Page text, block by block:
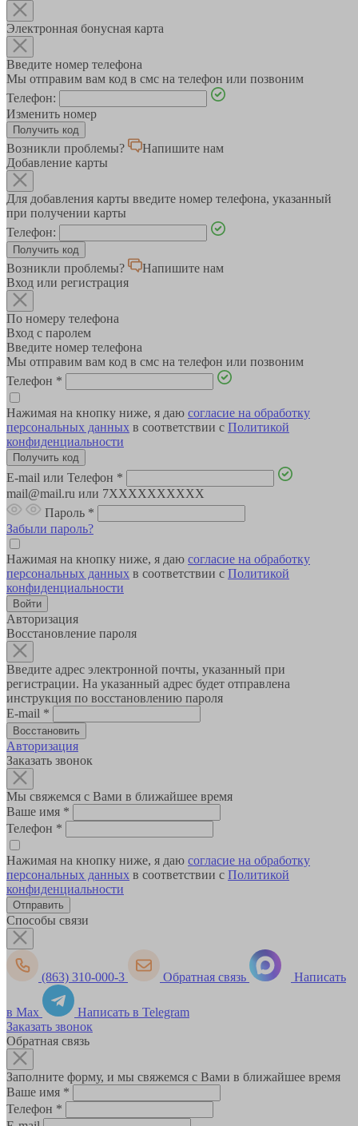
Электронная бонусная карта
Введите номер телефона
Мы отправим вам код в смс на телефон или позвоним
Телефон:
Изменить номер
Возникли проблемы?
Напишите нам
Добавление карты
Для добавления карты введите номер телефона, указанный
при получении карты
Телефон:
Возникли проблемы?
Напишите нам
Вход или регистрация
По номеру телефона
Вход с паролем
Введите номер телефона
Мы отправим вам код в смс на телефон или позвоним
Телефон *
Нажимая на кнопку ниже, я даю согласие на обработку
персональных данных в соответствии с Политикой
конфиденциальности
E-mail или Телефон *
mail@mail.ru или 7XXXXXXXXXX
Пароль *
Забыли пароль?
Нажимая на кнопку ниже, я даю согласие на обработку
персональных данных в соответствии с Политикой
конфиденциальности
Авторизация
Восстановление пароля
Введите адрес электронной почты, указанный при
регистрации. На указанный адрес будет отправлена
инструкция по восстановлению пароля
E-mail *
Авторизация
Заказать звонок
Мы свяжемся с Вами в ближайшее время
Ваше имя *
Телефон *
Нажимая на кнопку ниже, я даю согласие на обработку
персональных данных в соответствии с Политикой
конфиденциальности
Способы связи
(863) 310-000-3 Обратная связь Написать
в Max
Написать в Telegram
Заказать звонок
Обратная связь
Заполните форму, и мы свяжемся с Вами в ближайшее время
Ваше имя *
Телефон *